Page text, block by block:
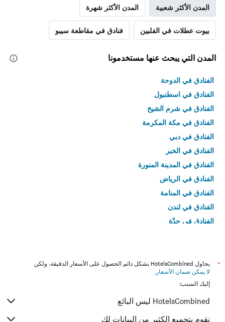
المدن الأكثر شعبية المدن الأكثر شهرة
بيوت عطلات في الفلبين فنادق في مقاطعة سيبو
المدن التي يبحث عنها مستخدمونا
الفنادق في الدوحة
الفنادق في اسطنبول
الفنادق في شرم الشيخ
الفنادق في مكة المكرمة
الفنادق في دبي
الفنادق في الخبر
الفنادق في المدينة المنورة
الفنادق في الرياض
الفنادق في المنامة
الفنادق في لندن
الفنادق في جدّة
*
يحاول HotelsCombined بشكل دائم الحصول على الأسعار الدقيقة، ولكن
لا يمكن ضمان الأسعار .
إليك السبب:
HotelsCombined ليس البائع
نقوم بتجميع الكثير من البيانات لك